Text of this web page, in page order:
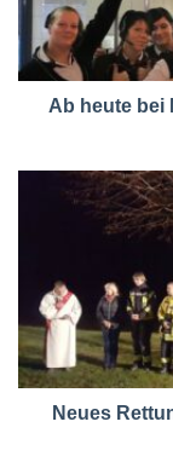
Ab heute bei
Neues